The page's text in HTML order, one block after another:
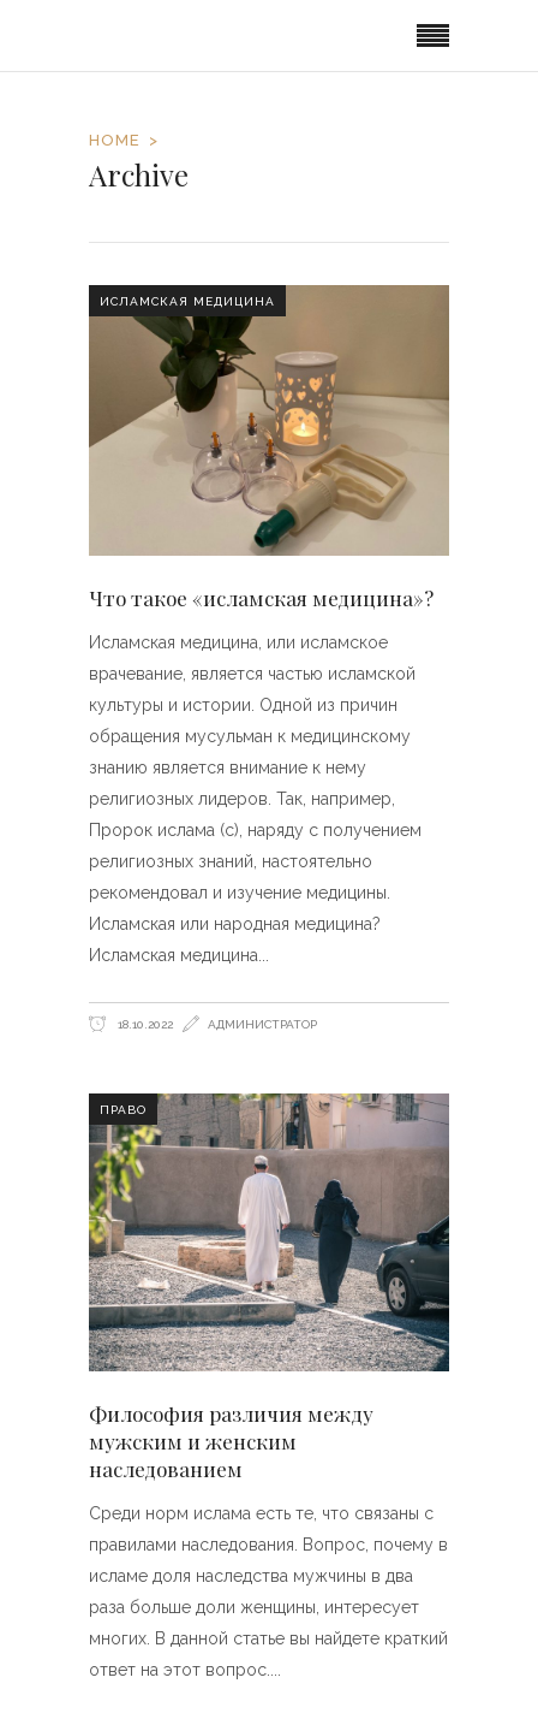
HOME
Archive
ИСЛАМСКАЯ МЕДИЦИНА
Что такое «исламская медицина»?
Исламская медицина, или исламское
врачевание, является частью исламской
культуры и истории. Одной из причин
обращения мусульман к медицинскому
знанию является внимание к нему
религиозных лидеров. Так, например,
Пророк ислама (с), наряду с получением
религиозных знаний, настоятельно
рекомендовал и изучение медицины.
Исламская или народная медицина?
Исламская медицина
18.10.2022 АДМИНИСТРАТОР
ПРАВО
Философия различия между
мужским и женским
наследованием
Среди норм ислама есть те, что связаны с
правилами наследования. Вопрос, почему в
исламе доля наследства мужчины в два
раза больше доли женщины, интересует
многих. В данной статье вы найдете краткий
ответ на этот вопрос.